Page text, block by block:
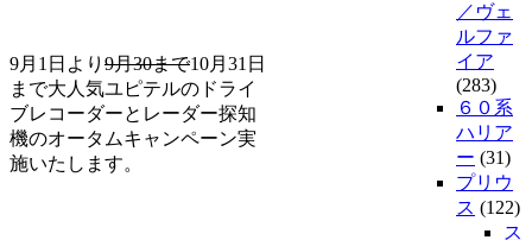
9月1日より 9月30まで10月31日
まで大人気ユピテルのドライ
ブレコーダーとレーダー探知
機のオータムキャンペーン実
施いたします。
／ヴェ
ルファ
イア
(283)
６０系
ハリア
ー (31)
プリウ
ス (122)
ス